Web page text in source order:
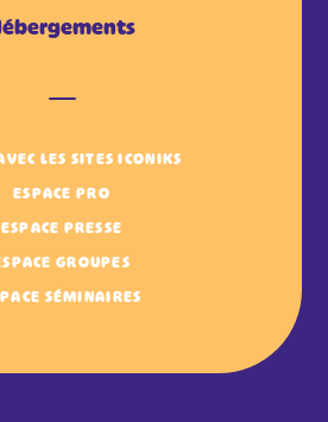
LES SITES ICONIKS
ESPACE PRO
ESPACE PRESSE
GROUPES
SÉMINAIRES